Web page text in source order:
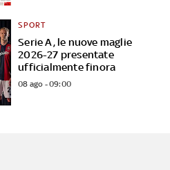
Serie A, le nuove maglie
2026-27 presentate
ufficialmente finora
SPORT
08 ago - 09:00